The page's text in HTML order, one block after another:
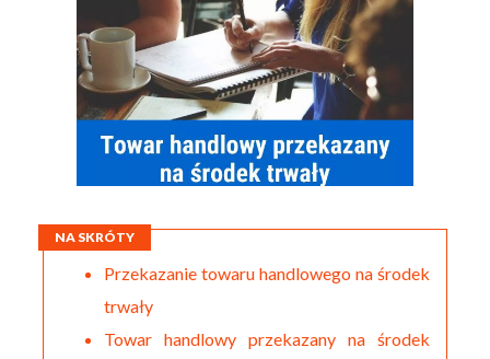
NA SKRÓTY
Przekazanie towaru handlowego na środek
trwały
Towar handlowy przekazany na środek